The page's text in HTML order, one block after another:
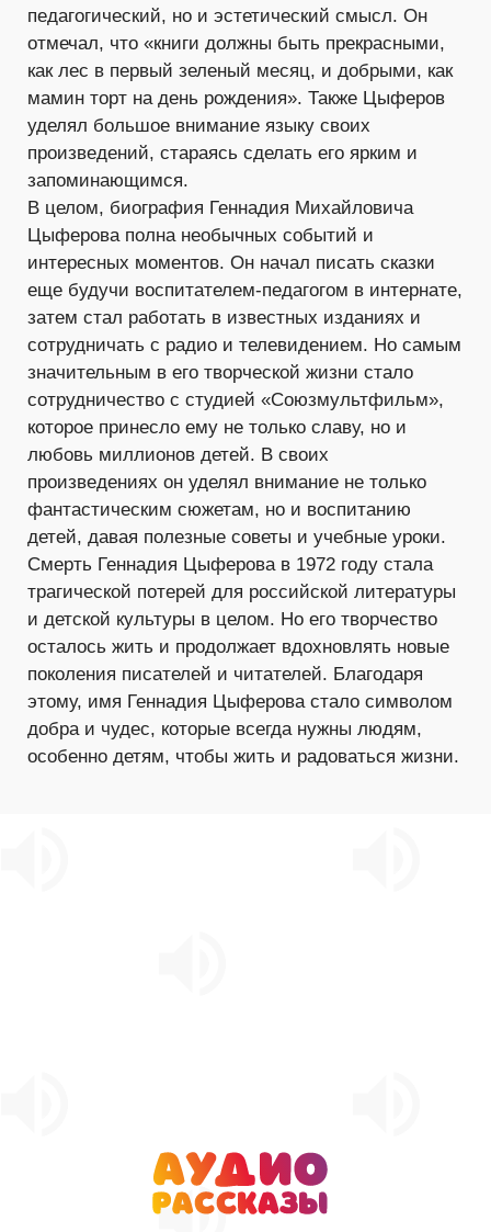
педагогический, но и эстетический смысл. Он
отмечал, что «книги должны быть прекрасными,
как лес в первый зеленый месяц, и добрыми, как
мамин торт на день рождения». Также Цыферов
уделял большое внимание языку своих
произведений, стараясь сделать его ярким и
запоминающимся.
В целом, биография Геннадия Михайловича
Цыферова полна необычных событий и
интересных моментов. Он начал писать сказки
еще будучи воспитателем-педагогом в интернате,
затем стал работать в известных изданиях и
сотрудничать с радио и телевидением. Но самым
значительным в его творческой жизни стало
сотрудничество с студией «Союзмультфильм»,
которое принесло ему не только славу, но и
любовь миллионов детей. В своих
произведениях он уделял внимание не только
фантастическим сюжетам, но и воспитанию
детей, давая полезные советы и учебные уроки.
Смерть Геннадия Цыферова в 1972 году стала
трагической потерей для российской литературы
и детской культуры в целом. Но его творчество
осталось жить и продолжает вдохновлять новые
поколения писателей и читателей. Благодаря
этому, имя Геннадия Цыферова стало символом
добра и чудес, которые всегда нужны людям,
особенно детям, чтобы жить и радоваться жизни.